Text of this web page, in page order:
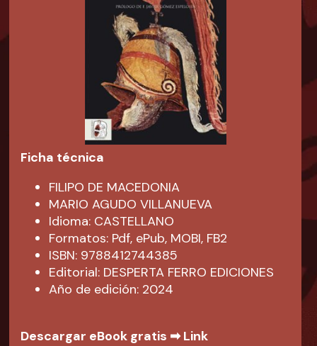
Ficha técnica
FILIPO DE MACEDONIA
MARIO AGUDO VILLANUEVA
Idioma: CASTELLANO
Formatos: Pdf, ePub, MOBI, FB2
ISBN: 9788412744385
Editorial: DESPERTA FERRO EDICIONES
Año de edición: 2024
Descargar eBook gratis ➡Link